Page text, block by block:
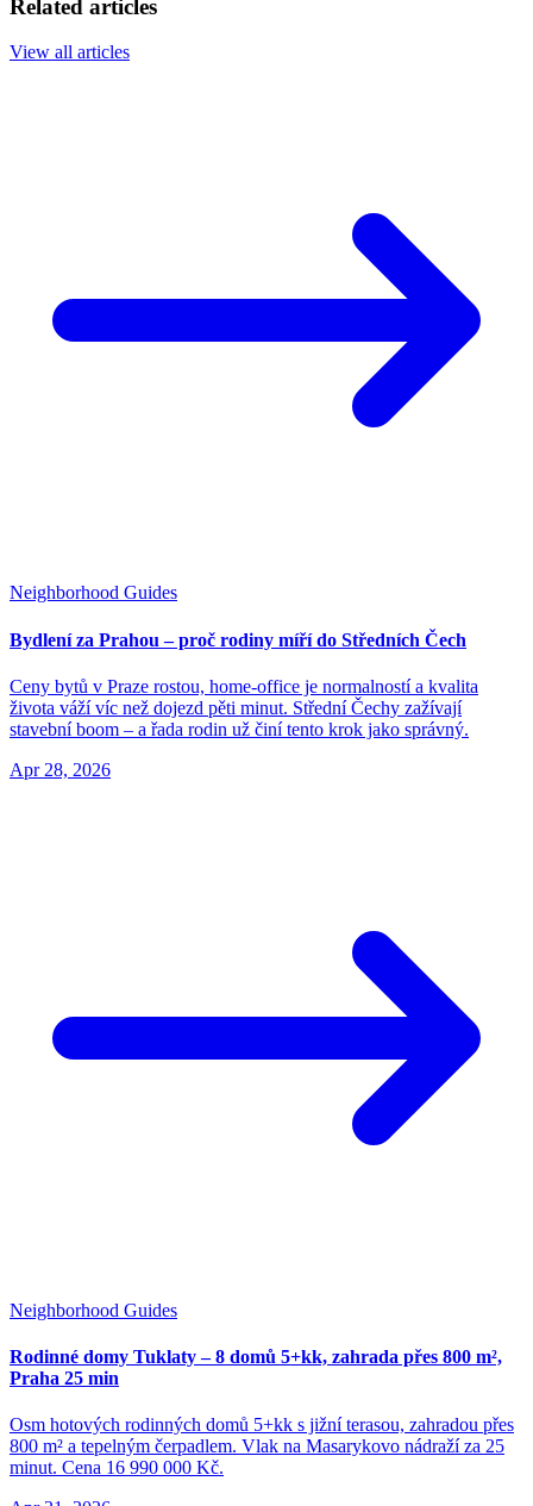
Related articles
View all articles
Neighborhood Guides
Bydlení za Prahou – proč rodiny míří do Středních Čech
Ceny bytů v Praze rostou, home-office je normalností a kvalita
života váží víc než dojezd pěti minut. Střední Čechy zažívají
stavební boom – a řada rodin už činí tento krok jako správný.
Apr 28, 2026
Neighborhood Guides
Rodinné domy Tuklaty – 8 domů 5+kk, zahrada přes 800 m²,
Praha 25 min
Osm hotových rodinných domů 5+kk s jižní terasou, zahradou přes
800 m² a tepelným čerpadlem. Vlak na Masarykovo nádraží za 25
minut. Cena 16 990 000 Kč.